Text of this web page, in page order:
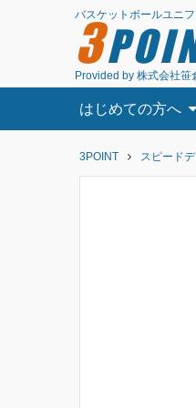
バスケットボールユニ
3
Provided by 株式会社笹
はじめての方へ
3POINT スピード